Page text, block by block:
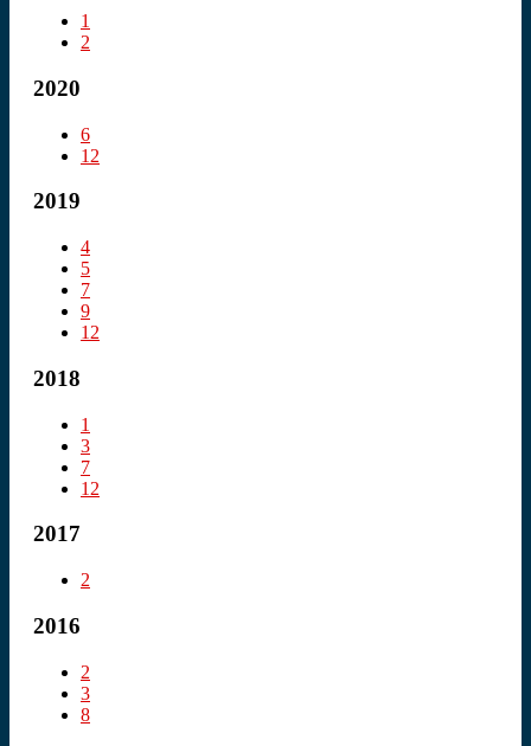
1
2
2020
6
12
2019
4
5
7
9
12
2018
1
3
7
12
2017
2
2016
2
3
8